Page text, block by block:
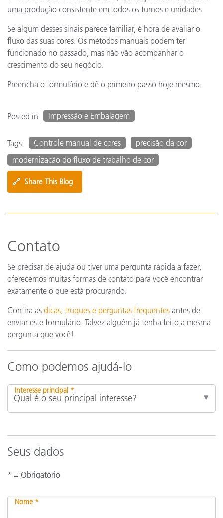
uma produção consistente em todos os turnos e unidades.
Se algum desses sinais parece familiar, é hora de avaliar o
fluxo das suas cores. Os métodos manuais podem ter
funcionado no passado, mas não vão acompanhar o
crescimento do seu negócio.
Preencha o formulário e dê o primeiro passo hoje mesmo.
Posted in Impressão e Embalagem
Tags: Controle manual de cores
precisão da cor
modernização do fluxo de trabalho de cor
🔗 Share This Blog
Contato
Se precisar de ajuda ou tiver uma pergunta rápida a fazer,
oferecemos muitas formas de contato para você encontrar
exatamente o que está procurando.
Confira as dicas, truques e perguntas frequentes antes de
enviar este formulário. Talvez alguém já tenha feito a mesma
pergunta que você!
Como podemos ajudá-lo
Interesse principal *
Seus dados
* = Obrigatório
Nome *